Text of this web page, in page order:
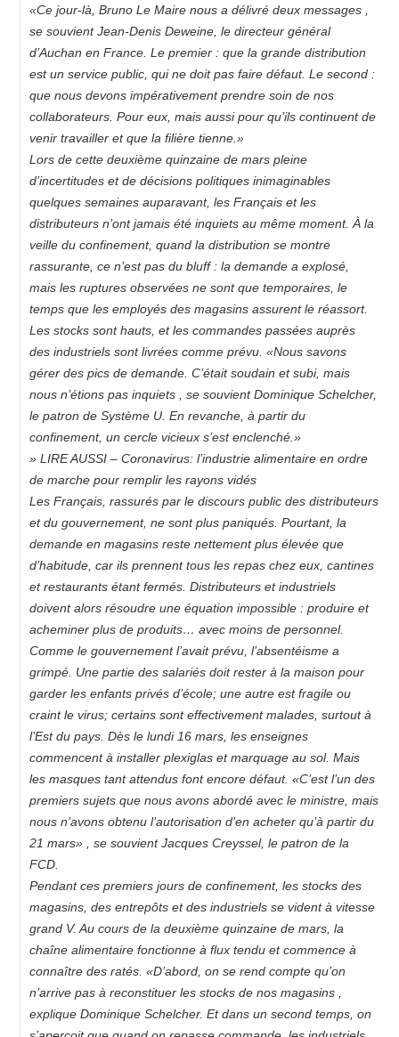
«Ce jour-là, Bruno Le Maire nous a délivré deux messages ,
se souvient Jean-Denis Deweine, le directeur général
d’Auchan en France. Le premier : que la grande distribution
est un service public, qui ne doit pas faire défaut. Le second :
que nous devons impérativement prendre soin de nos
collaborateurs. Pour eux, mais aussi pour qu’ils continuent de
venir travailler et que la filière tienne.»
Lors de cette deuxième quinzaine de mars pleine
d’incertitudes et de décisions politiques inimaginables
quelques semaines auparavant, les Français et les
distributeurs n’ont jamais été inquiets au même moment. À la
veille du confinement, quand la distribution se montre
rassurante, ce n’est pas du bluff : la demande a explosé,
mais les ruptures observées ne sont que temporaires, le
temps que les employés des magasins assurent le réassort.
Les stocks sont hauts, et les commandes passées auprès
des industriels sont livrées comme prévu. «Nous savons
gérer des pics de demande. C’était soudain et subi, mais
nous n’étions pas inquiets , se souvient Dominique Schelcher,
le patron de Système U. En revanche, à partir du
confinement, un cercle vicieux s’est enclenché.»
» LIRE AUSSI – Coronavirus: l’industrie alimentaire en ordre
de marche pour remplir les rayons vidés
Les Français, rassurés par le discours public des distributeurs
et du gouvernement, ne sont plus paniqués. Pourtant, la
demande en magasins reste nettement plus élevée que
d’habitude, car ils prennent tous les repas chez eux, cantines
et restaurants étant fermés. Distributeurs et industriels
doivent alors résoudre une équation impossible : produire et
acheminer plus de produits… avec moins de personnel.
Comme le gouvernement l’avait prévu, l’absentéisme a
grimpé. Une partie des salariés doit rester à la maison pour
garder les enfants privés d’école; une autre est fragile ou
craint le virus; certains sont effectivement malades, surtout à
l’Est du pays. Dès le lundi 16 mars, les enseignes
commencent à installer plexiglas et marquage au sol. Mais
les masques tant attendus font encore défaut. «C’est l’un des
premiers sujets que nous avons abordé avec le ministre, mais
nous n’avons obtenu l’autorisation d’en acheter qu’à partir du
21 mars» , se souvient Jacques Creyssel, le patron de la
FCD.
Pendant ces premiers jours de confinement, les stocks des
magasins, des entrepôts et des industriels se vident à vitesse
grand V. Au cours de la deuxième quinzaine de mars, la
chaîne alimentaire fonctionne à flux tendu et commence à
connaître des ratés. «D’abord, on se rend compte qu’on
n’arrive pas à reconstituer les stocks de nos magasins ,
explique Dominique Schelcher. Et dans un second temps, on